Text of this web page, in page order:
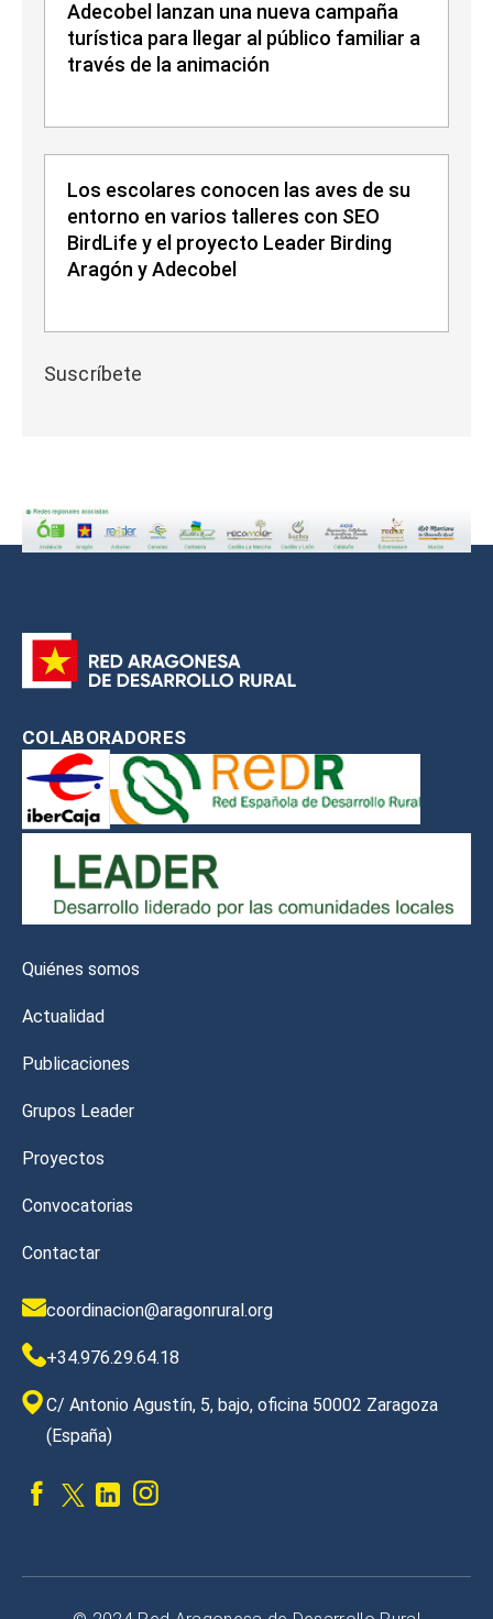
Adecobel lanzan una nueva campaña
turística para llegar al público familiar a
través de la animación
Los escolares conocen las aves de su
entorno en varios talleres con SEO
BirdLife y el proyecto Leader Birding
Aragón y Adecobel
Suscríbete
COLABORADORES
Quiénes somos
Actualidad
Publicaciones
Grupos Leader
Proyectos
Convocatorias
Contactar
coordinacion@aragonrural.org
+34.976.29.64.18
C/ Antonio Agustín, 5, bajo, oficina 50002 Zaragoza
(España)